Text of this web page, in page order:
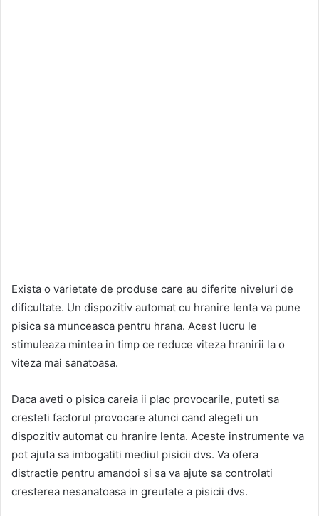
Exista o varietate de produse care au diferite niveluri de
dificultate. Un dispozitiv automat cu hranire lenta va pune
pisica sa munceasca pentru hrana. Acest lucru le
stimuleaza mintea in timp ce reduce viteza hranirii la o
viteza mai sanatoasa.
Daca aveti o pisica careia ii plac provocarile, puteti sa
cresteti factorul provocare atunci cand alegeti un
dispozitiv automat cu hranire lenta. Aceste instrumente va
pot ajuta sa imbogatiti mediul pisicii dvs. Va ofera
distractie pentru amandoi si sa va ajute sa controlati
cresterea nesanatoasa in greutate a pisicii dvs.